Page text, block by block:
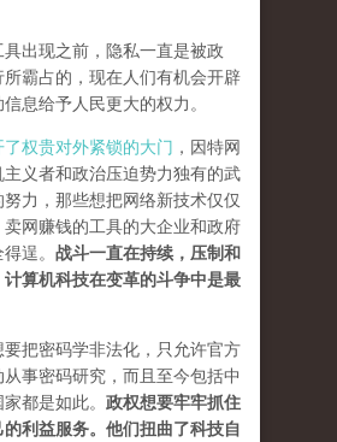
出现之前，隐私一直是被政
所霸占的，现在人们有机会开辟
息给予人民更大的权力。
权贵对外紧锁的大门 ，因特网
义者和政治压迫势力独有的武
力，那些想把网络新技术仅仅
网赚钱的工具的大企业和政府
逞。 战斗一直在持续，压制和
计算机科技在变革的斗争中是最
把密码学非法化，只允许官方
事密码研究，而且至今包括中
都是如此。 政权想要牢牢抓住
利益服务。他们扭曲了科技自